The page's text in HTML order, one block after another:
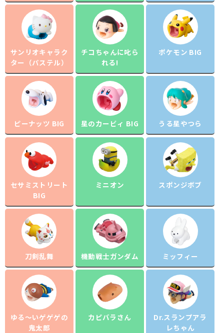
サンリオキャラク
ター（パステル）
チコちゃんに叱ら
れる!
ポケモン BIG
ピーナッツ BIG 星のカービィ BIG うる星やつら
セサミストリート
BIG
ミニオン スポンジボブ
刀剣乱舞 機動戦士ガンダム ミッフィー
ゆる～いゲゲゲの
鬼太郎
カピバラさん
Dr.スランプアラ
レちゃん